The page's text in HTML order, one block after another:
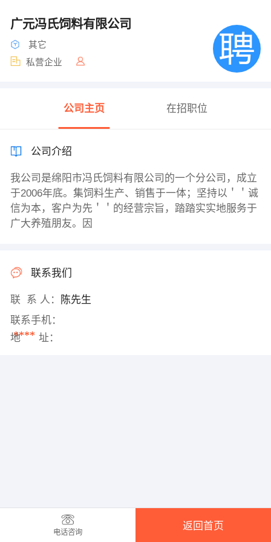
广元冯氏饲料有限公司
其它
私营企业
公司主页 在招职位
公司介绍
我公司是绵阳市冯氏饲料有限公司的一个分公司，成立
于2006年底。集饲料生产、销售于一体；坚持以＇＇诚
信为本，客户为先＇＇的经营宗旨，踏踏实实地服务于
广大养殖朋友。因
联系我们
联 系 人：
陈先生
联系手机：
****
地 址：
电话咨询
返回首页